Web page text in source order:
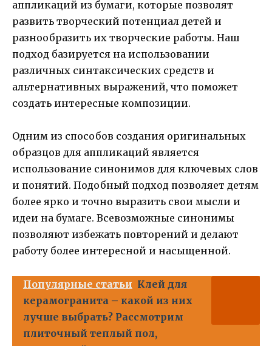
аппликаций из бумаги, которые позволят
развить творческий потенциал детей и
разнообразить их творческие работы. Наш
подход базируется на использовании
различных синтаксических средств и
альтернативных выражений, что поможет
создать интересные композиции.
Одним из способов создания оригинальных
образцов для аппликаций является
использование синонимов для ключевых слов
и понятий. Подобный подход позволяет детям
более ярко и точно выразить свои мысли и
идеи на бумаге. Всевозможные синонимы
позволяют избежать повторений и делают
работу более интересной и насыщенной.
Популярные статьи Клей для
керамогранита – какой из них
лучше выбрать? Рассмотрим
плиточный теплый пол,